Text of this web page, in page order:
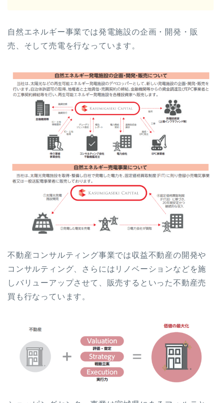
自然エネルギー事業では発電施設の企画・開発・販
売、そして売電を行なっています。
不動産コンサルティング事業では収益不動産の開発や
コンサルティング、さらにはリノベーションなどを施
しバリューアップさせて、販売するといった不動産売
買も行なっています。